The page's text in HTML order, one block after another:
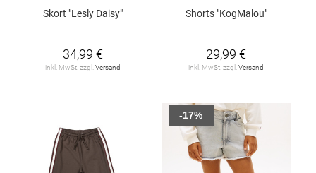
Skort "Lesly Daisy"
34,99 €
inkl. MwSt. zzgl. Versand
Shorts "KogMalou"
29,99 €
inkl. MwSt. zzgl. Versand
-17%